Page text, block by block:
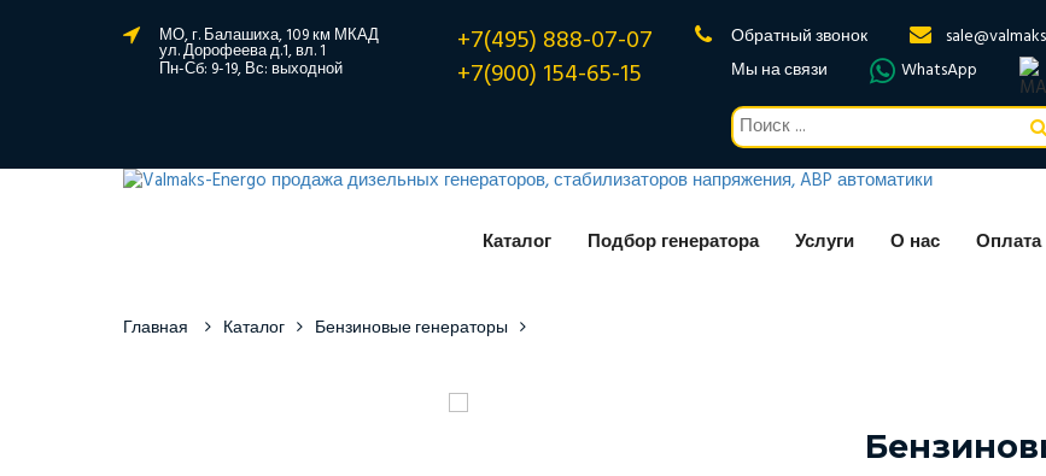
МО, г. Балашиха, 109 км МКАД
ул. Дорофеева д.1, вл. 1
Пн-Сб: 9-19, Вс: выходной
+7(495) 888-07-07
+7(900) 154-65-15
Обратный звонок
Мы на связи
WhatsApp
Каталог Подбор генератора Услуги О нас Оплата
Главная Каталог Бензиновые генераторы